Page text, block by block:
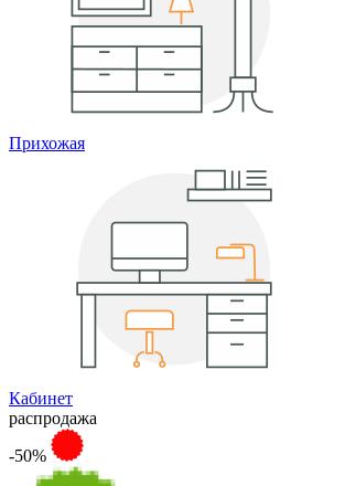
Прихожая
Кабинет
распродажа
-50%